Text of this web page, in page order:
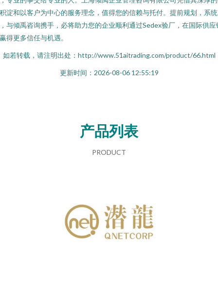
淀和以客户为中心的服务理念，值得您的信赖与托付。提前规划，系
与倾禹咨询携手，必将助力您的企业顺利通过Sedex验厂，在国际供应
得更多信任与机遇。
如若转载，请注明出处：http://www.51aitrading.com/product/66.html
更新时间：2026-08-06 12:55:19
产品列表
PRODUCT